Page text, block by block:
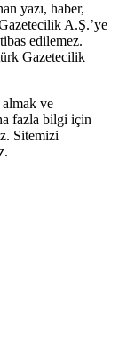
yazı, haber,
A.Ş.’ye
edilemez.
Gazetecilik
ve
fazla bilgi için
Sitemizi